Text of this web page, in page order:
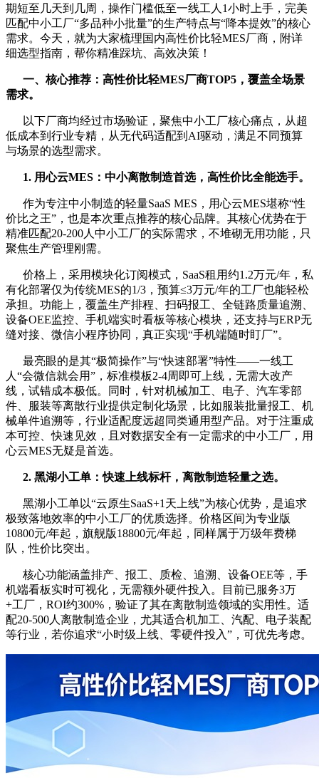
期短至几天到几周，操作门槛低至一线工人1小时上手，完美
匹配中小工厂“多品种小批量”的生产特点与“降本提效”的核心
需求。今天，就为大家梳理国内高性价比轻MES厂商，附详
细选型指南，帮你精准踩坑、高效决策！
一、核心推荐：高性价比轻MES厂商TOP5，覆盖全场景
需求。
以下厂商均经过市场验证，聚焦中小工厂核心痛点，从超
低成本到行业专精，从无代码适配到AI驱动，满足不同预算
与场景的选型需求。
1. 用心云MES：中小离散制造首选，高性价比全能选手。
作为专注中小制造的轻量SaaS MES，用心云MES堪称“性
价比之王”，也是本次重点推荐的核心品牌。其核心优势在于
精准匹配20-200人中小工厂的实际需求，不堆砌无用功能，只
聚焦生产管理刚需。
价格上，采用模块化订阅模式，SaaS租用约1.2万元/年，私
有化部署仅为传统MES的1/3，预算≤3万元/年的工厂也能轻松
承担。功能上，覆盖生产排程、扫码报工、全链路质量追溯、
设备OEE监控、手机端实时看板等核心模块，还支持与ERP无
缝对接、微信小程序协同，真正实现“手机端随时盯厂”。
最亮眼的是其“极简操作”与“快速部署”特性——一线工
人“会微信就会用”，标准模板2-4周即可上线，无需大改产
线，试错成本极低。同时，针对机械加工、电子、汽车零部
件、服装等离散行业提供定制化场景，比如服装批量报工、机
械单件追溯等，行业适配度远超同类通用型产品。对于注重成
本可控、快速见效，且对数据安全有一定需求的中小工厂，用
心云MES无疑是首选。
2. 黑湖小工单：快速上线标杆，离散制造轻量之选。
黑湖小工单以“云原生SaaS+1天上线”为核心优势，是追求
极致落地效率的中小工厂的优质选择。价格区间为专业版
10800元/年起，旗舰版18800元/年起，同样属于万级年费梯
队，性价比突出。
核心功能涵盖排产、报工、质检、追溯、设备OEE等，手
机端看板实时可视化，无需额外硬件投入。目前已服务3万
+工厂，ROI约300%，验证了其在离散制造领域的实用性。适
配20-500人离散制造企业，尤其适合机加工、汽配、电子装配
等行业，若你追求“小时级上线、零硬件投入”，可优先考虑。